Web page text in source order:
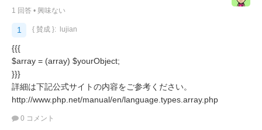
1 回答 • 興味ない
1 { 賛成 }: lujian
{{{
$array = (array) $yourObject;
}}}
詳細は下記公式サイトの内容をご参考ください。
http://www.php.net/manual/en/language.types.array.php
0 コメント